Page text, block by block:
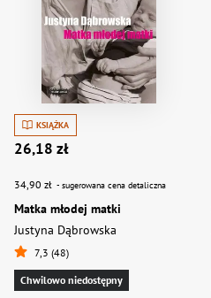
KSIĄŻKA
26,18 zł
34,90 zł - sugerowana cena detaliczna
Matka młodej matki
Justyna Dąbrowska
7,3 (48)
Chwilowo niedostępny